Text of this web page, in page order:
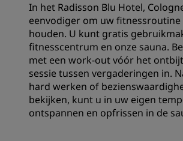
In het Radisson Blu Hotel,
eenvodiger om uw fitnessroutine
houden. U kunt gratis
fitnesscentrum en onze sauna.
met een work-out vóór het
sessie tussen vergaderingen in.
hard werken of
bekijken, kunt u in uw eigen
ontspannen en opfrissen in de